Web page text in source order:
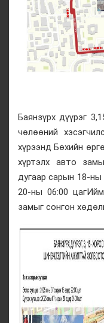
Баянзүрх дүүрэг
чөлөөний
хүрээнд Бөхийн
хүртэлх авто
дугаар сарын 18-ны
20-ны 06:00
замыг сонгон